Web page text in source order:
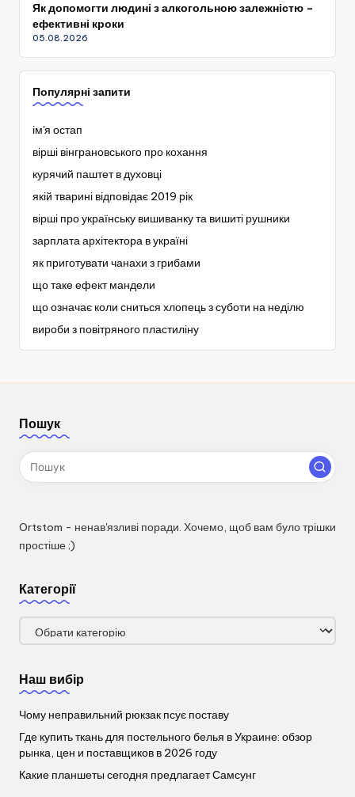
Як допомогти людині з алкогольною залежністю –
ефективні кроки
05.08.2026
Популярні запити
ім'я остап
вірші вінграновського про кохання
курячий паштет в духовці
якій тварині відповідає 2019 рік
вірші про українську вишиванку та вишиті рушники
зарплата архітектора в україні
як приготувати чанахи з грибами
що таке ефект мандели
що означає коли сниться хлопець з суботи на неділю
вироби з повітряного пластиліну
Пошук
Ortstom - ненав'язливі поради. Хочемо, щоб вам було трішки
простіше ;)
Категорії
Наш вибір
Чому неправильний рюкзак псує поставу
Где купить ткань для постельного белья в Украине: обзор
рынка, цен и поставщиков в 2026 году
Какие планшеты сегодня предлагает Самсунг